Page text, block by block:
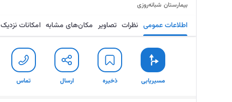
بیمارستان شبانه‌روزی
اطلاعات عمومی نظرات تصاویر مکان‌های مشابه امکانات نزدیک
مسیریابی ذخیره ارسال تماس